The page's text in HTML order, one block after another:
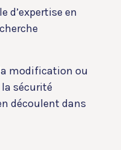
d’expertise en
modification ou
sécurité
découlent dans